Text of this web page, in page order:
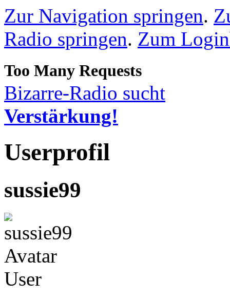
Zur Navigation springen.
Radio springen. Zum
Bizarre-Radio sucht
Verstärkung!
Userprofil
sussie99
User